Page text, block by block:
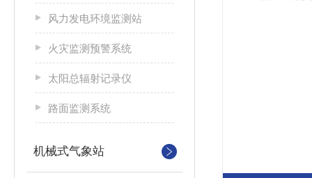
风力发电环境监测站
火灾监测预警系统
太阳总辐射记录仪
路面监测系统
机械式气象站